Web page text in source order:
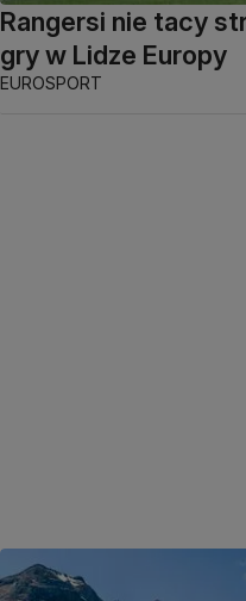
Rangersi nie tacy
gry w Lidze Europy
EUROSPORT